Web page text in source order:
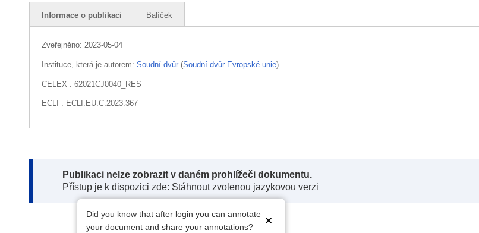
Informace o publikaci Balíček
Zveřejněno: 2023-05-04
Instituce, která je autorem: Soudní dvůr (Soudní dvůr Evropské unie)
CELEX : 62021CJ0040_RES
ECLI : ECLI:EU:C:2023:367
Note:
Publikaci nelze zobrazit v daném prohlížeči dokumentu.
Přístup je k dispozici zde: Stáhnout zvolenou jazykovou verzi
Did you know that after login you can annotate
your document and share your annotations?